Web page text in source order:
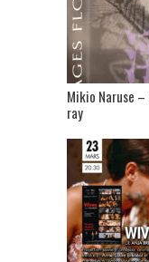
Mikio Naruse
ray